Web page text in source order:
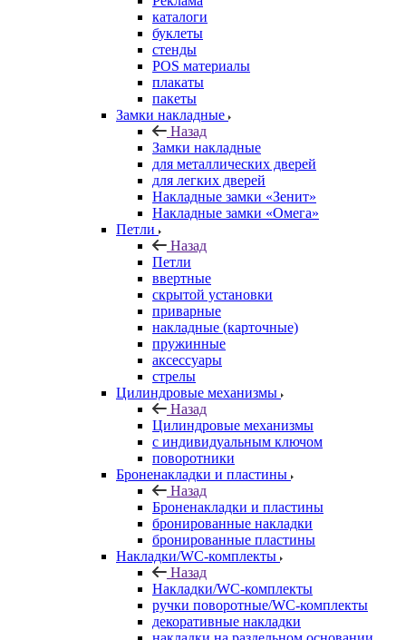
каталоги
буклеты
стенды
POS материалы
плакаты
пакеты
Замки накладные
Назад
Замки накладные
для металлических дверей
для легких дверей
Накладные замки «Зенит»
Накладные замки «Омега»
Петли
Назад
Петли
ввертные
скрытой установки
приварные
накладные (карточные)
пружинные
аксессуары
стрелы
Цилиндровые механизмы
Назад
Цилиндровые механизмы
с индивидуальным ключом
поворотники
Броненакладки и пластины
Назад
Броненакладки и пластины
бронированные накладки
бронированные пластины
Накладки/WC-комплекты
Назад
Накладки/WC-комплекты
ручки поворотные/WC-комплекты
декоративные накладки